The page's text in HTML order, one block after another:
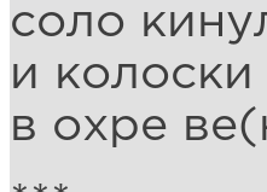
соло
и колоски
в охре